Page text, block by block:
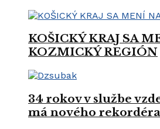
KOŠICKÝ KRAJ SA
KOZMICKÝ REGIÓN
34 rokov v službe
má nového rekordéra